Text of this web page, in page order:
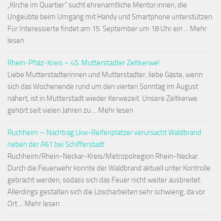
„Kirche im Quartier“ sucht ehrenamtliche Mentor:innen, die
Ungeübte beim Umgang mit Handy und Smartphone unterstützen.
Für Interessierte findet am 15. September um 18 Uhr ein ... Mehr
lesen
Rhein-Pfalz-Kreis – 45. Mutterstadter Zeltkerwe!
Liebe Mutterstadterinnen und Mutterstadter, liebe Gäste, wenn
sich das Wochenende rund um den vierten Sonntag im August
nähert, ist in Mutterstadt wieder Kerwezeit. Unsere Zeltkerwe
gehört seit vielen Jahren zu ... Mehr lesen
Ruchheim – Nachtrag Lkw-Reifenplatzer verursacht Waldbrand
neben der A61 bei Schifferstadt
Ruchheim/Rhein-Neckar-Kreis/Metropolregion Rhein-Neckar.
Durch die Feuerwehr konnte der Waldbrand aktuell unter Kontrolle
gebracht werden, sodass sich das Feuer nicht weiter ausbreitet.
Allerdings gestalten sich die Löscharbeiten sehr schwierig, da vor
Ort ... Mehr lesen